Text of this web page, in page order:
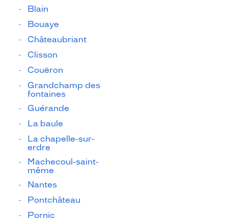
Blain
Bouaye
Châteaubriant
Clisson
Couëron
Grandchamp des
fontaines
Guérande
La baule
La chapelle-sur-
erdre
Machecoul-saint-
même
Nantes
Pontchâteau
Pornic